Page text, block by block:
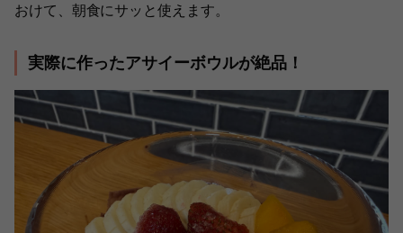
おけて、朝食にサッと使えます。
実際に作ったアサイーボウルが絶品！